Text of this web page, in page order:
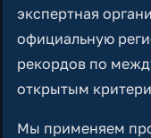
экспертная
официальную
рекордов по
открытым
Мы применяем